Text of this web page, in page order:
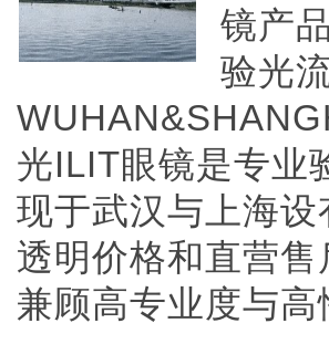
镜产
验光
光ILIT眼镜是专业
现于武汉与上海
透明价格和直营
兼顾高专业度与